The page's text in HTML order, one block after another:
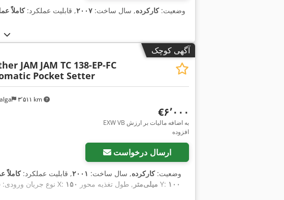
وضعیت:کارکرده, سال ساخت: ۲۰۰۷, قابلیت عملکرد:کاملاً
آگهی کوچک
۳٬۵۱۱ km
JAM JAM TC 138-EP-FC
Pocket Setter
‎€۶٬۰۰۰
EXW VB به اضافه مالیات بر ارزش
افزوده
ارسال درخواست
وضعیت:کارکرده, سال ساخت: ۲۰۰۱, قابلیت عملکرد:کاملاً
, نوع جریان ورودی: , طول پیشروی محور X: ۱۵۰ میلی‌متر , طول تغذیه محور Y: ۱۰۰